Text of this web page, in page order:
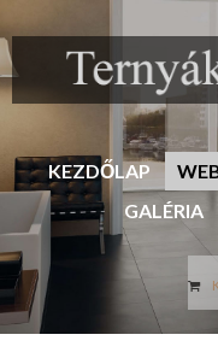
KEZDŐLAP
GALÉRIA